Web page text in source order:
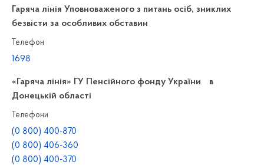
Гаряча лінія Уповноваженого з питань осіб, зниклих
безвісти за особливих обставин
Телефон
1698
«Гаряча лінія» ГУ Пенсійного фонду України в
Донецькій області
Телефони
(0 800) 400-870
(0 800) 406-360
(0 800) 400-370